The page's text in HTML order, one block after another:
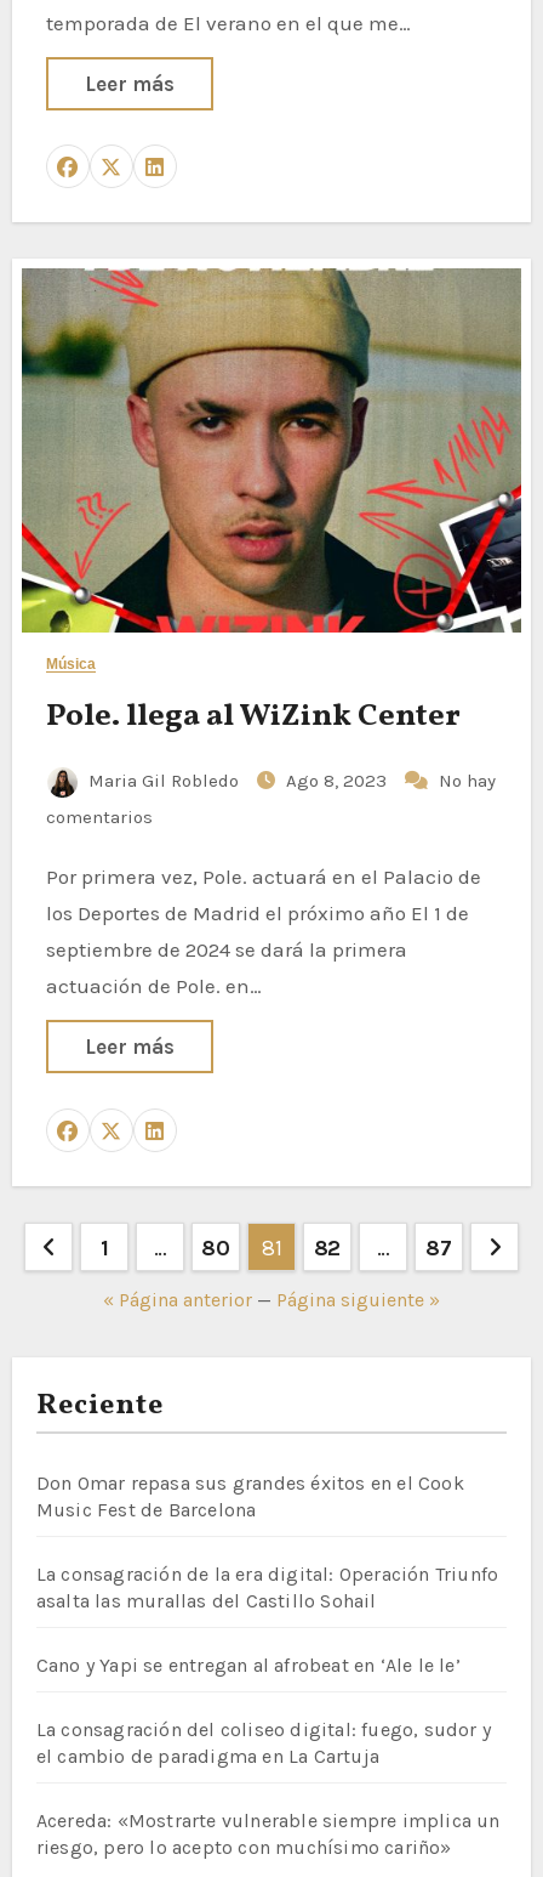
temporada de El verano en el que me…
Leer más
Música
Pole. llega al WiZink Center
Maria Gil Robledo Ago 8, 2023
No hay
comentarios
Por primera vez, Pole. actuará en el Palacio de
los Deportes de Madrid el próximo año El 1 de
septiembre de 2024 se dará la primera
actuación de Pole. en…
Leer más
Paginación
1 … 80 81 82 … 87
« Página anterior — Página siguiente »
Reciente
Don Omar repasa sus grandes éxitos en el Cook
Music Fest de Barcelona
La consagración de la era digital: Operación Triunfo
asalta las murallas del Castillo Sohail
Cano y Yapi se entregan al afrobeat en ‘Ale le le’
La consagración del coliseo digital: fuego, sudor y
el cambio de paradigma en La Cartuja
Acereda: «Mostrarte vulnerable siempre implica un
riesgo, pero lo acepto con muchísimo cariño»